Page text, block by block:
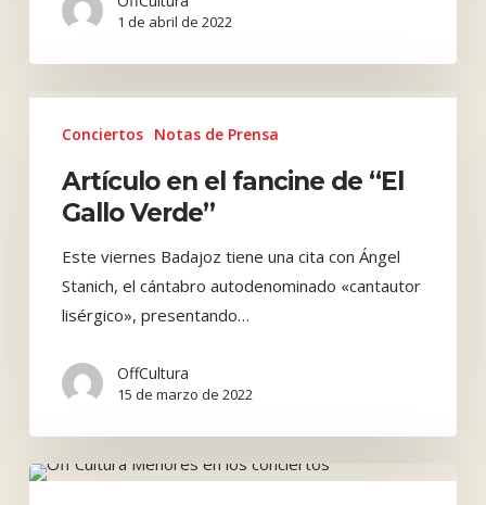
1 de abril de 2022
Artículo
fancine
Gallo
Verde”
Conciertos Notas de Prensa
Artículo en el fancine de “El
Gallo Verde”
Este viernes Badajoz tiene una cita con Ángel
Stanich, el cántabro autodenominado «cantautor
lisérgico», presentando…
OffCultura
15 de marzo de 2022
Menores